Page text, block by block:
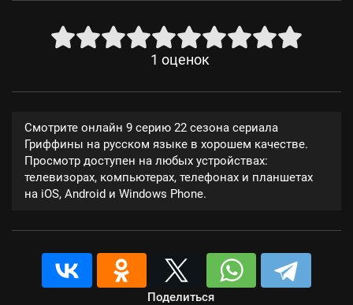
1 оценок
Смотрите онлайн 9 серию 22 сезона сериала
Гриффины на русском языке в хорошем качестве.
Просмотр доступен на любых устройствах:
телевизорах, компьютерах, телефонах и планшетах
на iOS, Android и Windows Phone.
Поделиться